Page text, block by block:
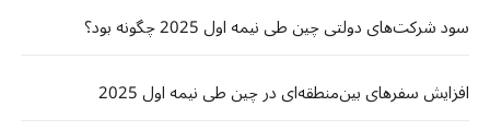
سود شرکت‌های دولتی چین طی نیمه اول 2025 چگونه بود؟
افزایش سفرهای بین‌منطقه‌ای در چین طی نیمه اول 2025